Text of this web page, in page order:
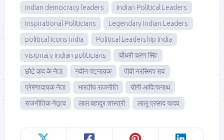
indian democracy leaders
Indian Political Leaders
Inspirational Politicians
Legendary Indian Leaders
political icons india
Political Leadership India
visionary indian politicians
चौधरी चरण सिंह
छोटे कद के नेता
नवीन पटनायक
पीवी नरसिम्हा राव
प्रेरणादायक नेता
भारतीय राजनीति
योगी आदित्यनाथ
राजनीतिक नेतृत्व
लाल बहादुर शास्त्री लालू प्रसाद यादव